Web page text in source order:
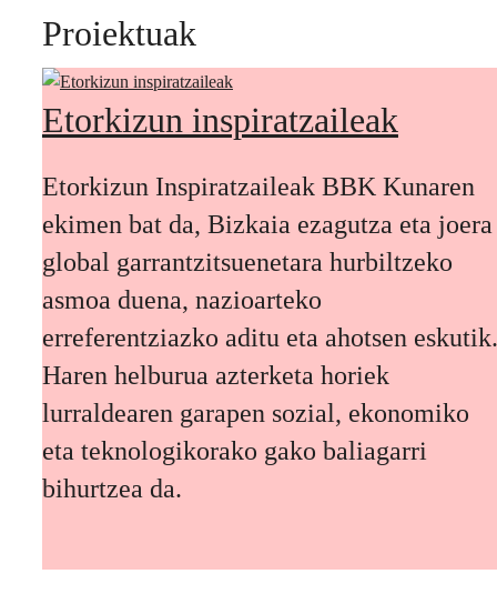
Proiektuak
Etorkizun inspiratzaileak
Etorkizun Inspiratzaileak BBK Kunaren
ekimen bat da, Bizkaia ezagutza eta joera
global garrantzitsuenetara hurbiltzeko
asmoa duena, nazioarteko
erreferentziazko aditu eta ahotsen eskutik.
Haren helburua azterketa horiek
lurraldearen garapen sozial, ekonomiko
eta teknologikorako gako baliagarri
bihurtzea da.